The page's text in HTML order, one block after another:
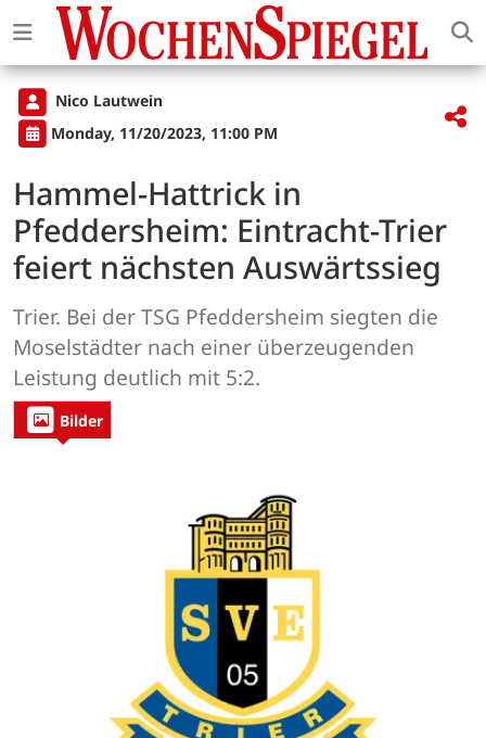
Nico Lautwein
Monday, 11/20/2023, 11:00 PM
Hammel-Hattrick in
Pfeddersheim: Eintracht-Trier
feiert nächsten Auswärtssieg
Trier. Bei der TSG Pfeddersheim siegten die
Moselstädter nach einer überzeugenden
Leistung deutlich mit 5:2.
Bilder